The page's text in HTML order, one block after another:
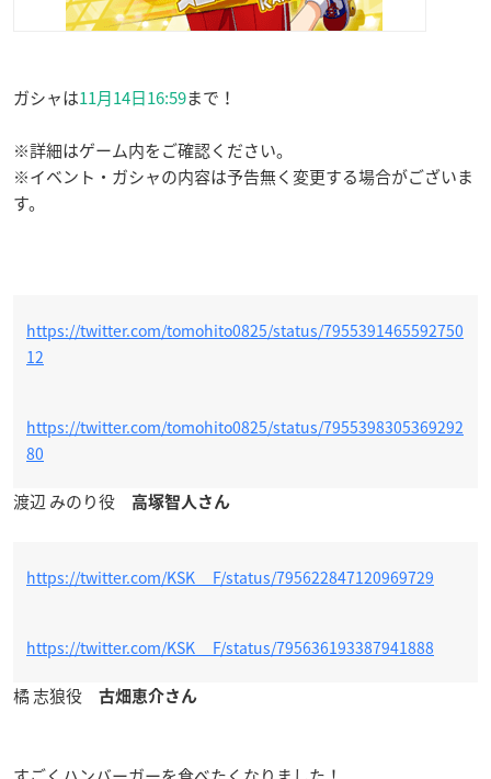
ガシャは11月14日16:59まで！
※詳細はゲーム内をご確認ください。
※イベント・ガシャの内容は予告無く変更する場合がございま
す。
https://twitter.com/tomohito0825/status/7955391465592750
12
https://twitter.com/tomohito0825/status/7955398305369292
80
渡辺 みのり役 高塚智人さん
https://twitter.com/KSK__F/status/795622847120969729
https://twitter.com/KSK__F/status/795636193387941888
橘 志狼役 古畑恵介さん